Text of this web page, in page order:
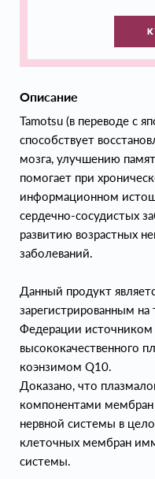
Описание
Tamotsu (в переводе с
способствует
мозга, улучшению
помогает при
информационном
сердечно-сосудистых
развитию возрастных
заболеваний.
Данный продукт
зарегистрированным
Федерации источником
высококачественного
коэнзимом Q10.
Доказано, что
компонентами мембран
нервной системы в
клеточных мембран
системы.